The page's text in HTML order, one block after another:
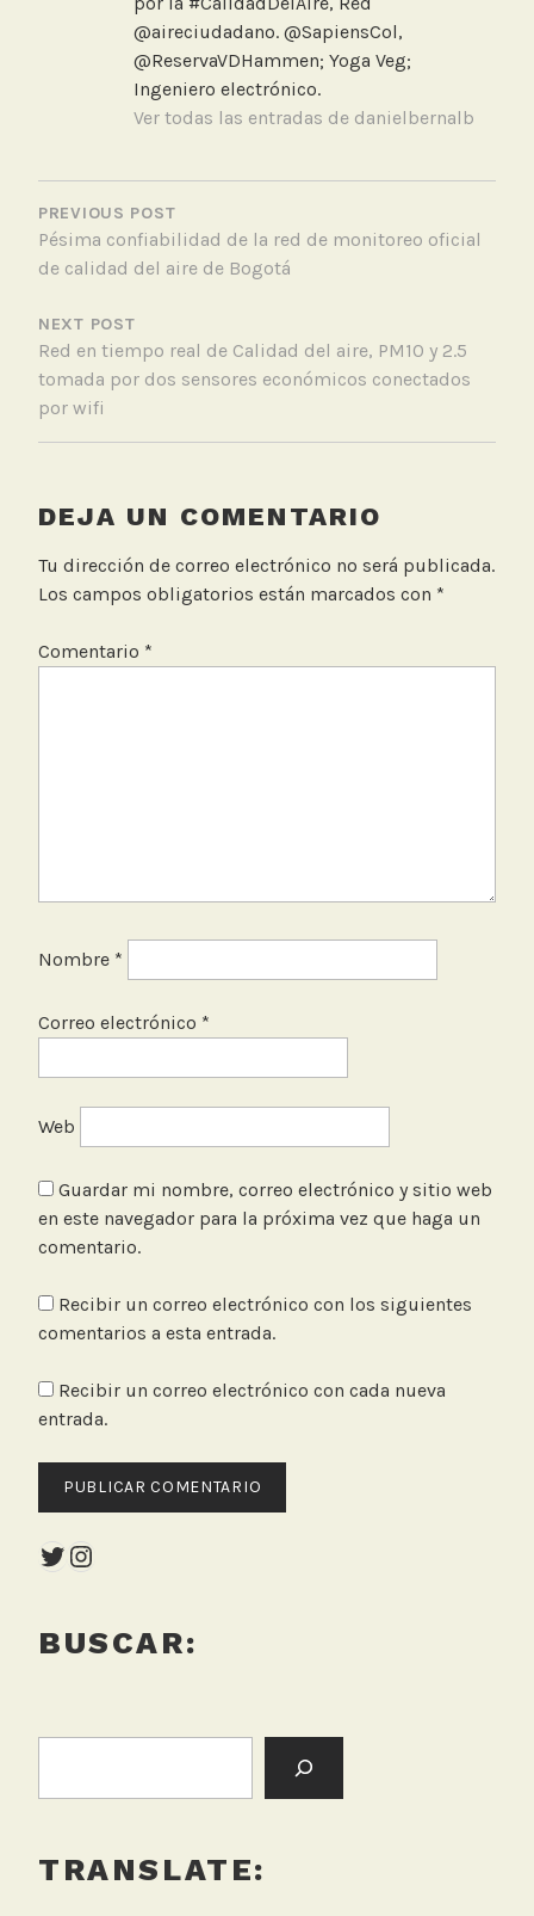
e
l
A
r
e
,
I
n
e
i
o
e
@aireciudadano. @SapiensCol,
@ReservaVDHammen; Yoga Veg;
Ingeniero electrónico.
Ver todas las entradas de danielbernalb
NAVEGACIÓN
DE
ENTRADAS
PREVIOUS POST
Pésima confiabilidad de la red de monitoreo oficial
de calidad del aire de Bogotá
NEXT POST
Red en tiempo real de Calidad del aire, PM10 y 2.5
tomada por dos sensores económicos conectados
por wifi
DEJA UN COMENTARIO
Tu dirección de correo electrónico no será publicada.
Los campos obligatorios están marcados con *
Comentario *
Nombre *
Correo electrónico *
Web
Guardar mi nombre, correo electrónico y sitio web
en este navegador para la próxima vez que haga un
comentario.
Recibir un correo electrónico con los siguientes
comentarios a esta entrada.
Recibir un correo electrónico con cada nueva
entrada.
Twitter
Instagram
BUSCAR:
TRANSLATE: